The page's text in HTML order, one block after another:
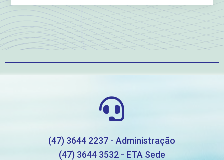
(47) 3644 2237 - Administração
(47) 3644 3532 - ETA Sede